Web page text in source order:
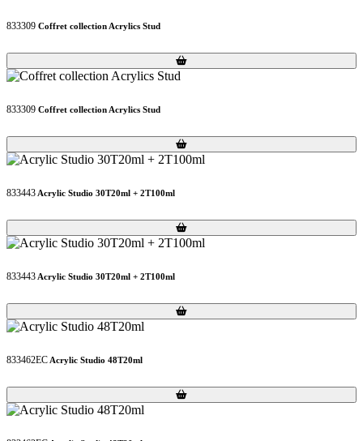
833309 Coffret collection Acrylics Stud
Loading...
Loading...
833309 Coffret collection Acrylics Stud
Loading...
Loading...
833443 Acrylic Studio 30T20ml + 2T100ml
Loading...
Loading...
833443 Acrylic Studio 30T20ml + 2T100ml
Loading...
Loading...
833462EC Acrylic Studio 48T20ml
Loading...
Loading...